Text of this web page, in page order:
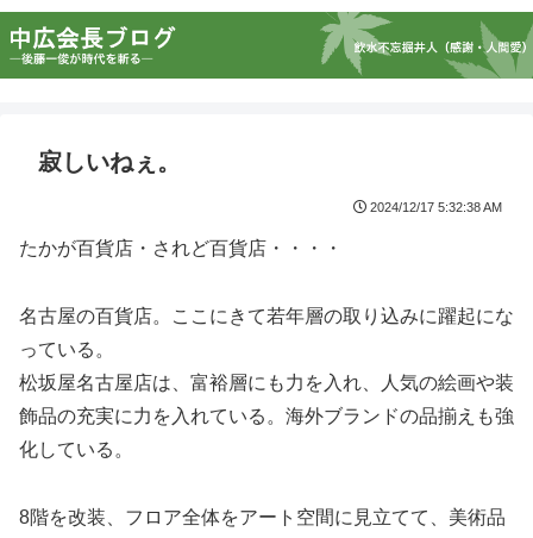
寂しいねぇ。
2024/12/17 5:32:38 AM
たかが百貨店・されど百貨店・・・・
名古屋の百貨店。ここにきて若年層の取り込みに躍起にな
っている。
松坂屋名古屋店は、富裕層にも力を入れ、人気の絵画や装
飾品の充実に力を入れている。海外ブランドの品揃えも強
化している。
8階を改装、フロア全体をアート空間に見立てて、美術品